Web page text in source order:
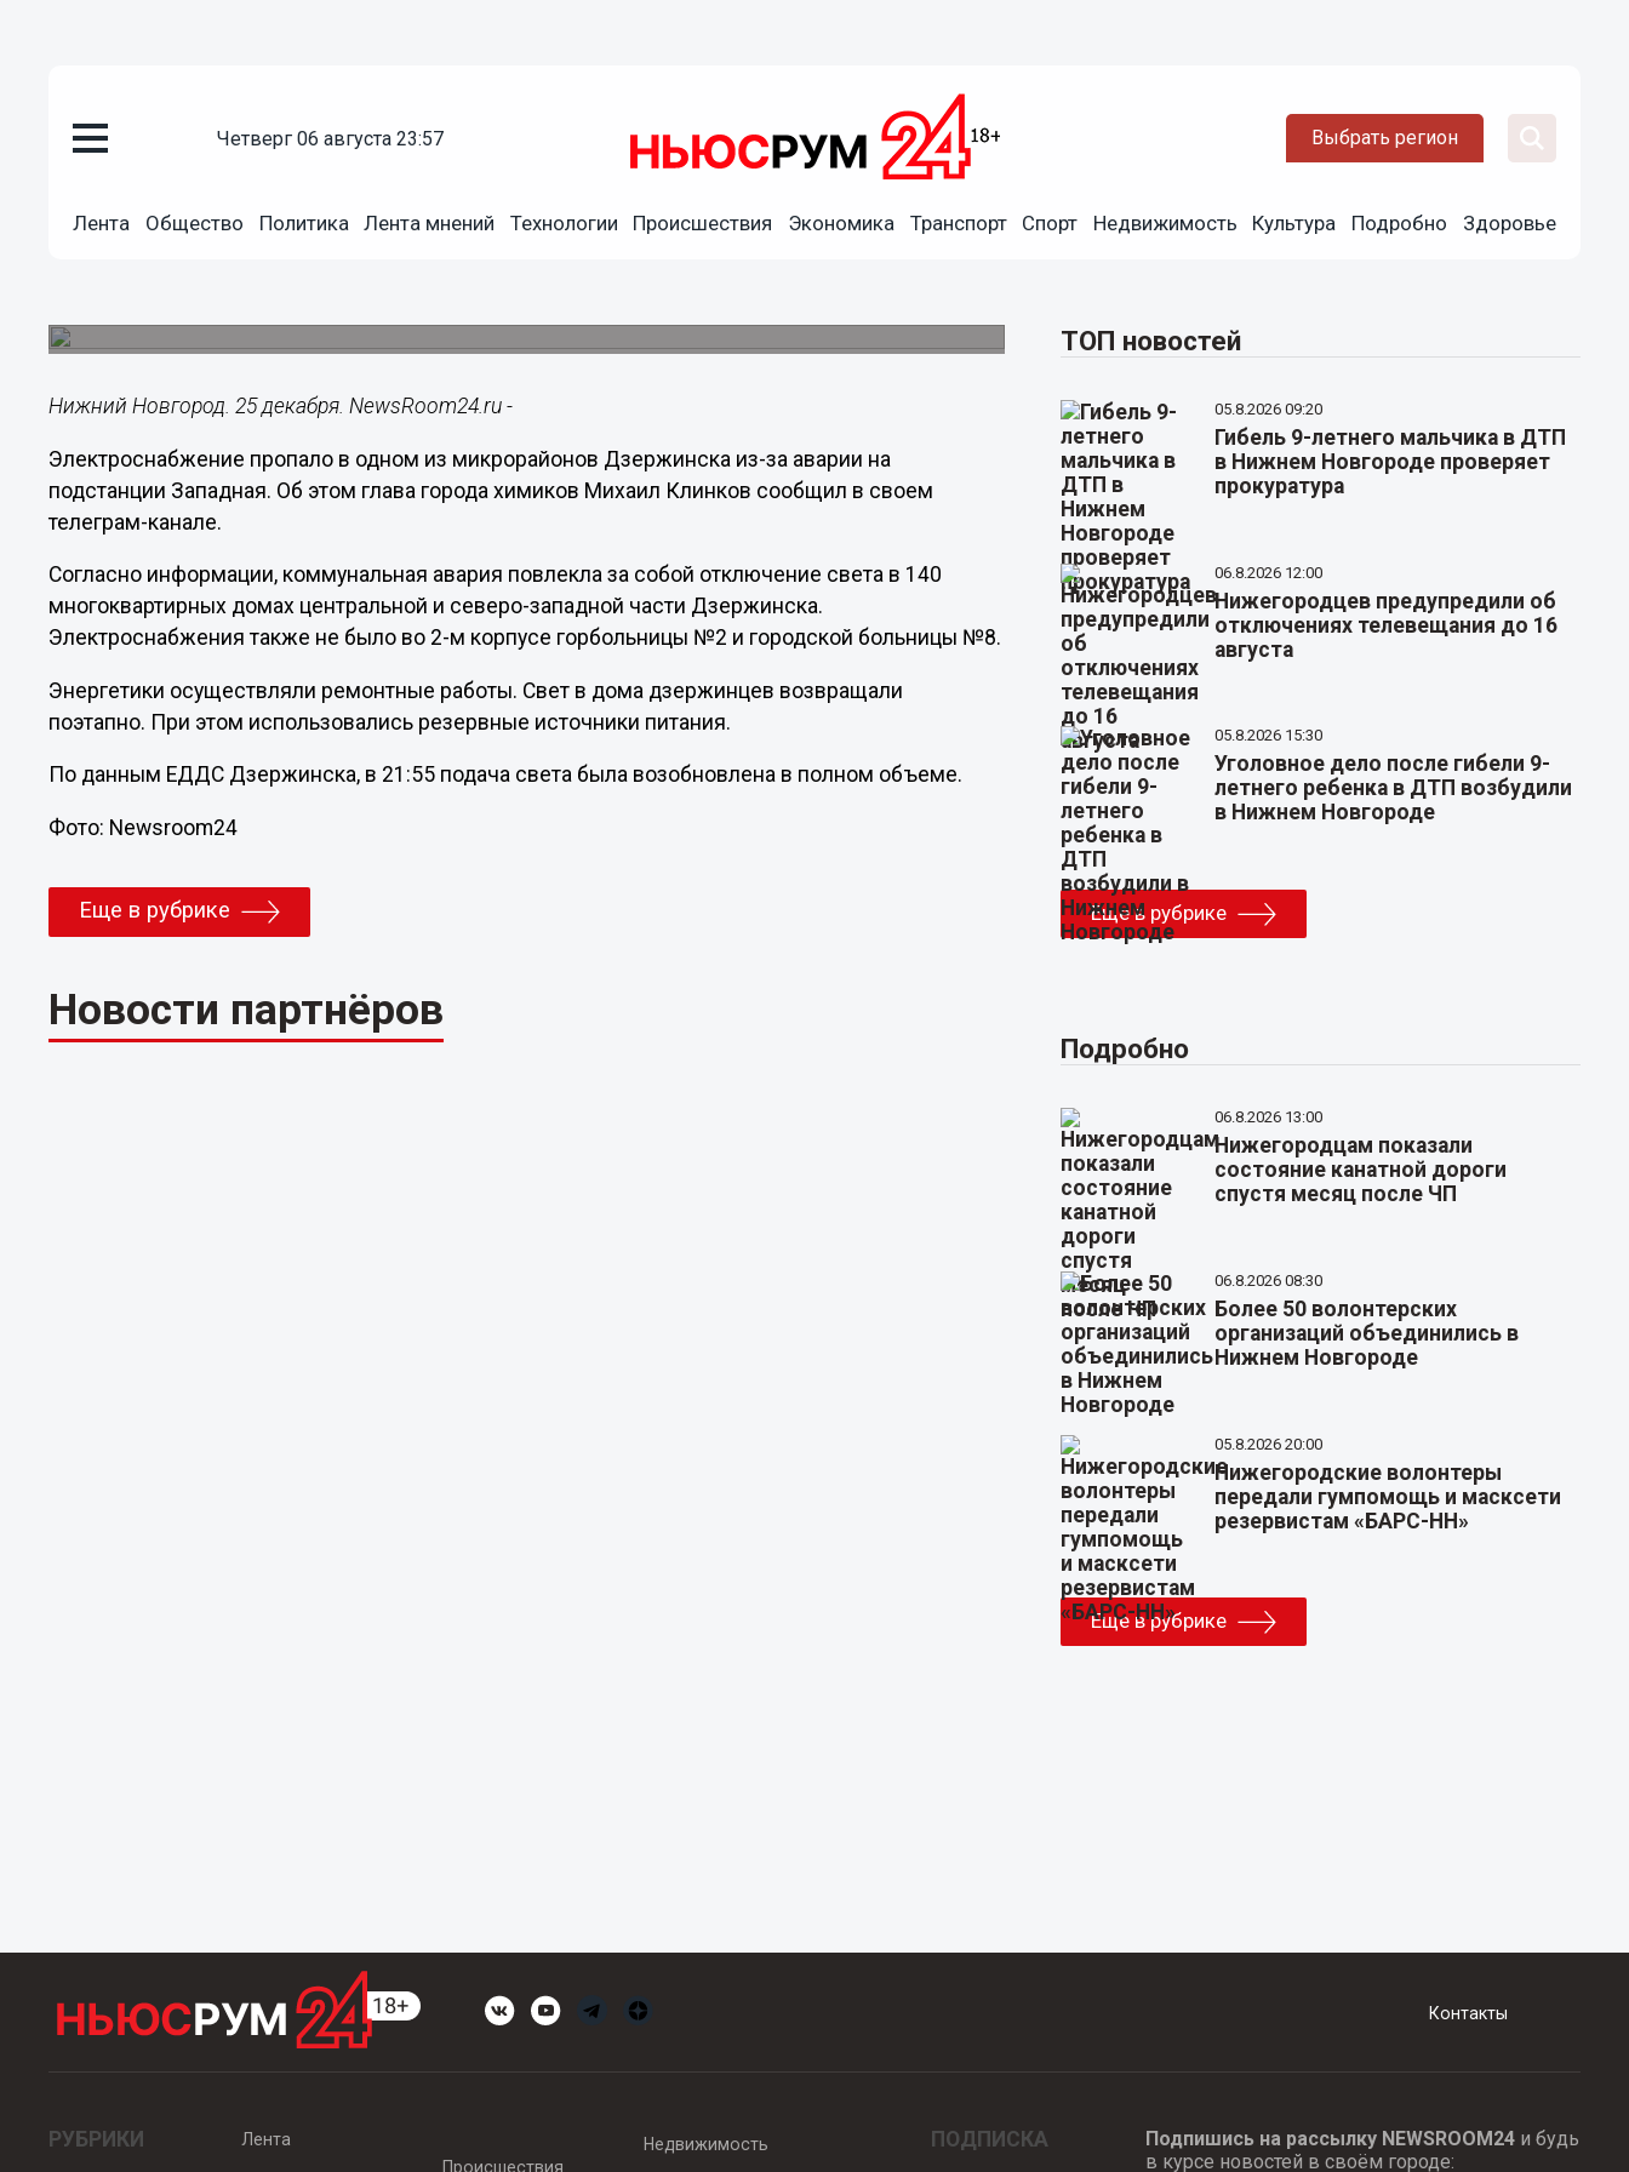
четверг 06 августа 23:57 Выбрать регион
Лента Общество Политика Лента мнений Технологии Происшествия Экономика Транспорт Спорт Недвижимость Культура Подробно Здоровье
Микрорайон в Дзержинске обесточен из-за аварии на
Нижний Новгород. 25 декабря. NewsRoom24.ru -
Электроснабжение пропало в одном из микрорайонов Дзержинска из-за аварии на
подстанции Западная. Об этом глава города химиков Михаил Клинков сообщил в своем
телеграм-канале.
Согласно информации, коммунальная авария повлекла за собой отключение света в 140
многоквартирных домах центральной и северо-западной части Дзержинска.
Электроснабжения также не было во 2-м корпусе горбольницы №2 и городской больницы №8.
Энергетики осуществляли ремонтные работы. Свет в дома дзержинцев возвращали
поэтапно. При этом использовались резервные источники питания.
По данным ЕДДС Дзержинска, в 21:55 подача света была возобновлена в полном объеме.
Фото: Newsroom24
Еще в рубрике
Новости партнёров
ТОП новостей
05.8.2026 09:20
Гибель 9-летнего мальчика в ДТП
в Нижнем Новгороде проверяет
прокуратура
06.8.2026 12:00
Нижегородцев предупредили об
отключениях телевещания до 16
августа
05.8.2026 15:30
Уголовное дело после гибели 9-
летнего ребенка в ДТП возбудили
в Нижнем Новгороде
Еще в рубрике
Подробно
06.8.2026 13:00
Нижегородцам показали
состояние канатной дороги
спустя месяц после ЧП
06.8.2026 08:30
Более 50 волонтерских
организаций объединились в
Нижнем Новгороде
05.8.2026 20:00
Нижегородские волонтеры
передали гумпомощь и масксети
резервистам «БАРС-НН»
Еще в рубрике
Контакты
РУБРИКИ
Лента
Происшествия
Недвижимость ПОДПИСКА Подпишись на рассылку NEWSROOM24и будь
в курсе новостей в своём городе: